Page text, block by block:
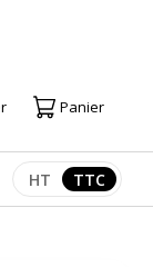
Panier
Afficher les
HT TTC